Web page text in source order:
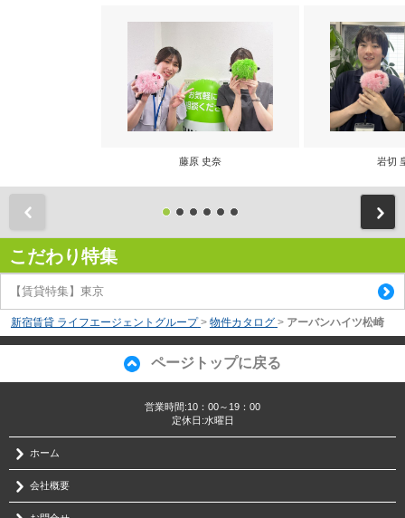
藤原 史奈 岩切
こだわり特集
【賃貸特集】東京
新宿賃貸 ライフエージェントグループ > 物件カタログ > アーバンハイツ松崎
ページトップに戻る
営業時間:10：00～19：00
定休日:水曜日
ホーム
会社概要